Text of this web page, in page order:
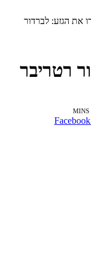
את הגזע: לברדור
רטריבר
Facebook